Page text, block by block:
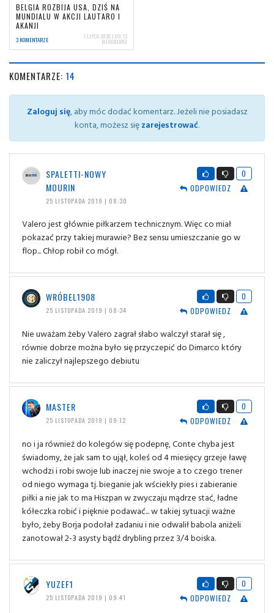
BELGIA ROZBIJA USA, DZIŚ NA
MUNDIALU W AKCJI LAUTARO I
AKANJI
3 KOMENTARZE 7 LIPCA 2026 | 09:13
NERIOCORSI
KOMENTARZE: 14
Zaloguj się, aby móc dodać komentarz. Jeżeli nie posiadasz
konta, możesz sięzarejestrować.
SPALETTI-NOWY
MOURIN
25 LISTOPADA 2019 | 08:30
0
ODPOWIEDZ
Valero jest głównie piłkarzem technicznym. Więc co miał
pokazać przy takiej murawie? Bez sensu umieszczanie go w
flop... Chłop robił co mógł.
WRÓBEL1908
25 LISTOPADA 2019 | 08:34
0
ODPOWIEDZ
Nie uważam żeby Valero zagrał słabo walczył starał się ,
równie dobrze można było się przyczepić do Dimarco który
nie zaliczył najlepszego debiutu
MASTER
25 LISTOPADA 2019 | 09:12
0
ODPOWIEDZ
no i ja również do kolegów się podepnę, Conte chyba jest
świadomy, że jak sam to ujął, koleś od 4 miesięcy grzeje ławę
wchodzi i robi swoje lub inaczej nie swoje a to czego trener
od niego wymaga tj. bieganie jak wściekły pies i zabieranie
piłki a nie jak to ma Hiszpan w zwyczaju mądrze stać, ładne
kółeczka robić i pięknie podawać... w takiej sytuacji ważne
było, żeby Borja podołał zadaniu i nie odwalił babola aniżeli
zanotował 2-3 asysty bądź drybling przez 3/4 boiska.
YUZEF1
25 LISTOPADA 2019 | 09:41
0
ODPOWIEDZ